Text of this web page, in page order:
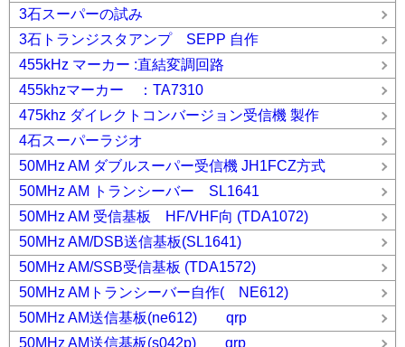
3石スーパーの試み
3石トランジスタアンプ SEPP 自作
455kHz マーカー :直結変調回路
455khzマーカー ：TA7310
475khz ダイレクトコンバージョン受信機 製作
4石スーパーラジオ
50MHz AM ダブルスーパー受信機 JH1FCZ方式
50MHz AM トランシーバー SL1641
50MHz AM 受信基板 HF/VHF向 (TDA1072)
50MHz AM/DSB送信基板(SL1641)
50MHz AM/SSB受信基板 (TDA1572)
50MHz AMトランシーバー自作( NE612)
50MHz AM送信基板(ne612) qrp
50MHz AM送信基板(s042p) qrp